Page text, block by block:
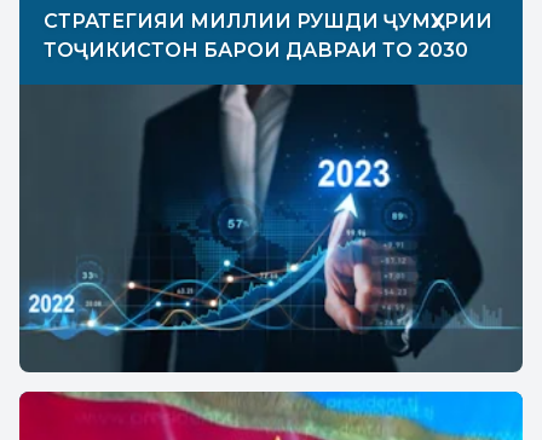
СТРАТЕГИЯИ МИЛЛИИ РУШДИ ҶУМҲУРИИ
ТОҶИКИСТОН БАРОИ ДАВРАИ ТО 2030